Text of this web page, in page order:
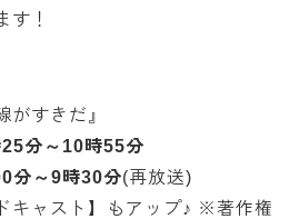
す！
がすきだ』
分～10時55分
分～9時30分(再放送)
キャスト】もアップ♪ ※著作権